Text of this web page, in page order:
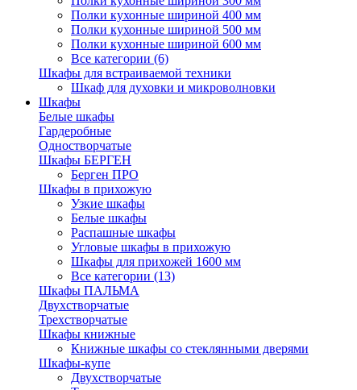
Полки кухонные шириной 400 мм
Полки кухонные шириной 500 мм
Полки кухонные шириной 600 мм
Все категории (6)
Шкафы для встраиваемой техники
Шкаф для духовки и микроволновки
Шкафы
Белые шкафы
Гардеробные
Одностворчатые
Шкафы БЕРГЕН
Берген ПРО
Шкафы в прихожую
Узкие шкафы
Белые шкафы
Распашные шкафы
Угловые шкафы в прихожую
Шкафы для прихожей 1600 мм
Все категории (13)
Шкафы ПАЛЬМА
Двухстворчатые
Трехстворчатые
Шкафы книжные
Книжные шкафы со стеклянными дверями
Шкафы-купе
Двухстворчатые